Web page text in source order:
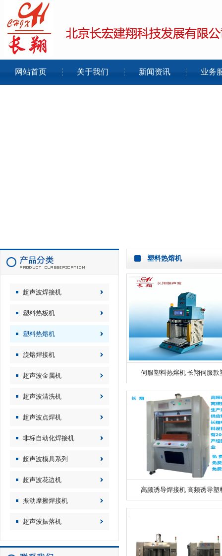
网站首页 关于我们 新闻资讯 业务
超声波焊接机
塑料热板机
塑料热熔机
旋熔焊接机
超声波金属机
超声波清洗机
超声波点焊机
非标自动化焊接机
超声波模具系列
超声波花边机
振动摩擦焊接机
超声波振落机
塑料热熔机
伺服塑料热熔机 长翔伺服款
高频诱导焊接机 高频诱导塑